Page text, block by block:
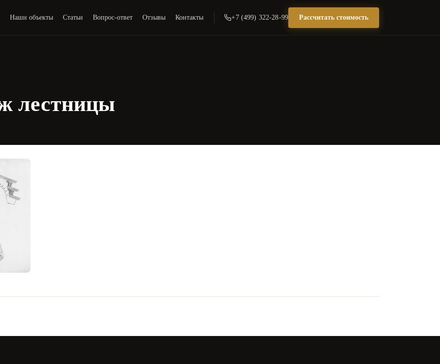
Наши объекты Статьи Вопрос-ответ Отзывы Контакты +7 (499) 322-28-99 Рассчитать стоимость
лестницы